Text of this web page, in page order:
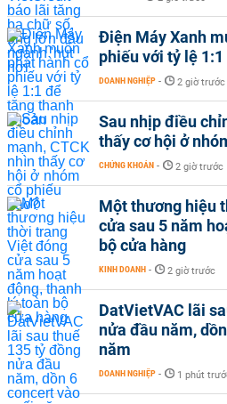
Điện Máy Xanh
phiếu với tỷ lệ
DOANH NGHIỆP - 2 giờ trước
Sau nhịp điều
thấy cơ hội ở
CHỨNG KHOÁN - 2 giờ trước
Một thương hiệu
cửa sau 5 năm
bộ cửa hàng
KINH DOANH - 2 giờ trước
DatVietVAC lãi
nửa đầu năm,
năm
DOANH NGHIỆP - 1 phút